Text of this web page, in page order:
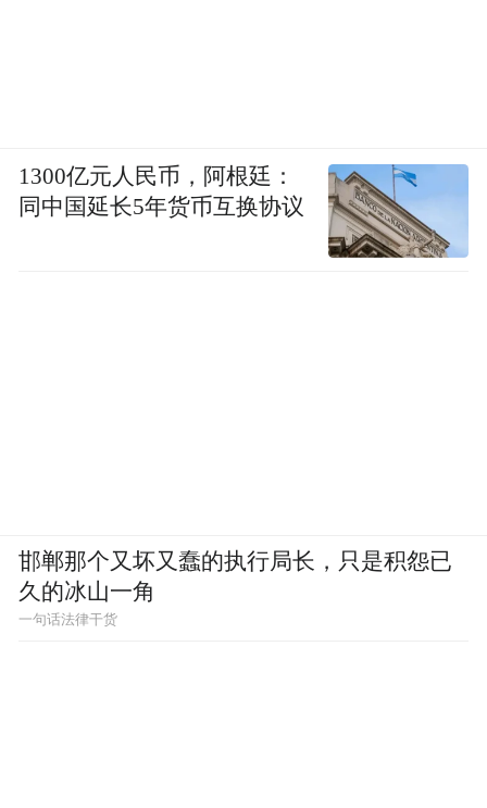
1300亿元人民币，阿根廷：
同中国延长5年货币互换协议
邯郸那个又坏又蠢的执行局长，只是积怨已
久的冰山一角
一句话法律干货